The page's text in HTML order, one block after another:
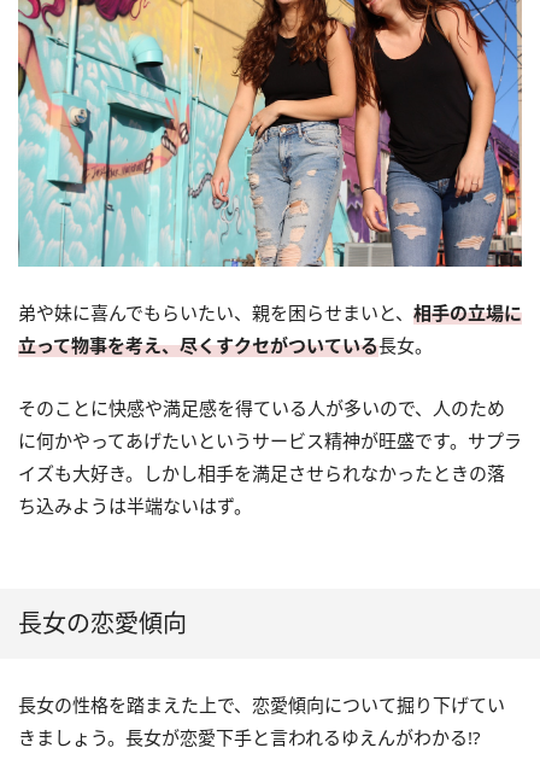
弟や妹に喜んでもらいたい、親を困らせまいと、 相手の立場に
立って物事を考え、尽くすクセがついている長女。
そのことに快感や満足感を得ている人が多いので、人のため
に何かやってあげたいというサービス精神が旺盛です。サプラ
イズも大好き。しかし相手を満足させられなかったときの落
ち込みようは半端ないはず。
長女の恋愛傾向
長女の性格を踏まえた上で、恋愛傾向について掘り下げてい
きましょう。長女が恋愛下手と言われるゆえんがわかる!?